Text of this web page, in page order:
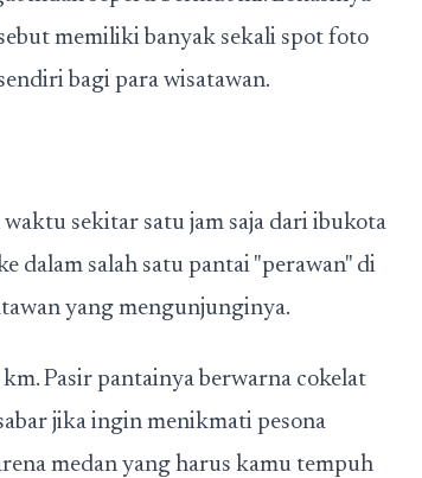
memiliki banyak sekali spot foto
bagi para wisatawan.
sekitar satu jam saja dari ibukota
dalam salah satu pantai "perawan" di
yang mengunjunginya.
Pasir pantainya berwarna cokelat
jika ingin menikmati pesona
medan yang harus kamu tempuh